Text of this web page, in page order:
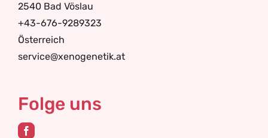
2540 Bad Vöslau
+43-676-9289323
Österreich
service@xenogenetik.at
Folge uns